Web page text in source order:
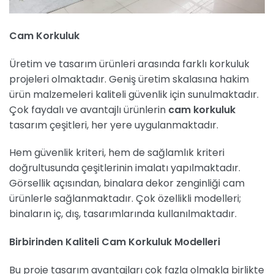
Cam Korkuluk
Üretim ve tasarım ürünleri arasında farklı korkuluk
projeleri olmaktadır. Geniş üretim skalasına hakim
ürün malzemeleri kaliteli güvenlik için sunulmaktadır.
Çok faydalı ve avantajlı ürünlerin cam korkuluk
tasarım çeşitleri, her yere uygulanmaktadır.
Hem güvenlik kriteri, hem de sağlamlık kriteri
doğrultusunda çeşitlerinin imalatı yapılmaktadır.
Görsellik açısından, binalara dekor zenginliği cam
ürünlerle sağlanmaktadır. Çok özellikli modelleri;
binaların iç, dış, tasarımlarında kullanılmaktadır.
Birbirinden Kaliteli Cam Korkuluk Modelleri
Bu proje tasarım avantajları çok fazla olmakla birlikte